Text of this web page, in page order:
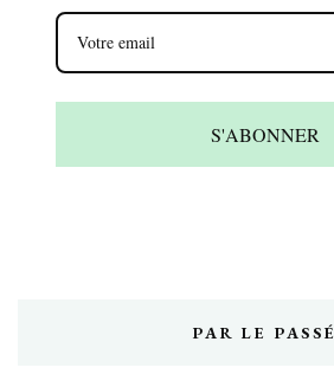
S'ABONNER
PAR LE PASSÉ